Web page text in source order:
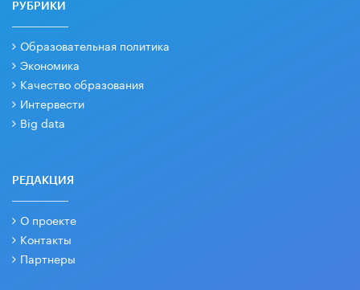
РУБРИКИ
Образовательная политика
Экономика
Качество образования
Интервести
Big data
РЕДАКЦИЯ
О проекте
Контакты
Партнеры